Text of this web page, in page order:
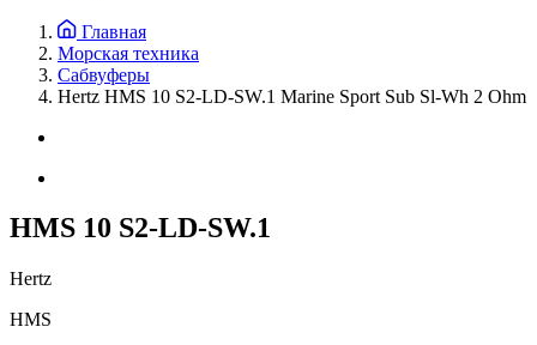
Главная
Морская техника
Сабвуферы
Hertz HMS 10 S2-LD-SW.1 Marine Sport Sub Sl-Wh 2 Ohm
HMS 10 S2-LD-SW.1
Hertz
HMS